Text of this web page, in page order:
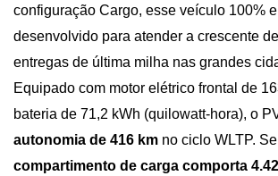
configuração Cargo, esse veículo 100%
desenvolvido para atender a crescente
entregas de última milha nas grandes
Equipado com motor elétrico frontal de
autonomia de 416 km
compartimento de carga comporta